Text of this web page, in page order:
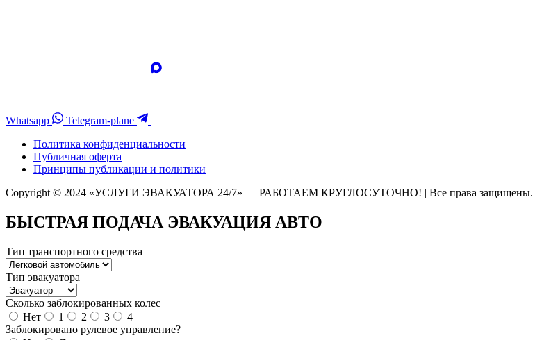
Whatsapp
Telegram-plane
Политика конфиденциальности
Публичная оферта
Принципы публикации и политики
Copyright © 2024 «УСЛУГИ ЭВАКУАТОРА 24/7» — РАБОТАЕМ КРУГЛОСУТОЧНО! | Все права защищены.
БЫСТРАЯ ПОДАЧА ЭВАКУАЦИЯ АВТО
Тип транспортного средства
Тип эвакуатора
Сколько заблокированных колес
Нет
1 2 3
4
Заблокировано рулевое управление?